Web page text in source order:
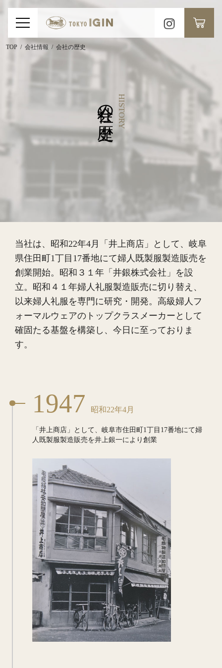
HISTORY
会社の歴史
TOP 会社情報 会社の歴史
当社は、昭和22年4月「井上商店」として、岐阜
県住田町1丁目17番地にて婦人既製服製造販売を
創業開始。昭和３１年「井銀株式会社」を設
立。 昭和４１年婦人礼服製造販売に切り替え、
以来婦人礼服を専門に研究・開発。 高級婦人フ
ォーマルウェアのトップクラスメーカーとして
確固たる基盤を構築し、今日に至っておりま
す。
1947 昭和22年4月
「井上商店」として、 岐阜市住田町1丁目17番地にて婦
人既製服製造販売を井上銀一により創業